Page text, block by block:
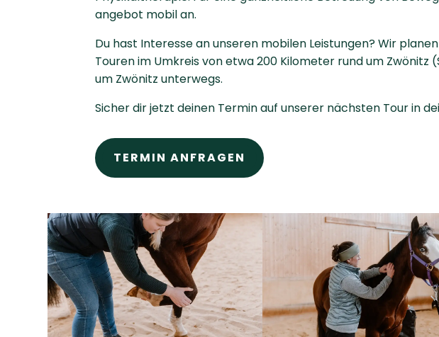
angebot mobil an.
Du hast Interesse an unseren mobilen Leistungen? Wir
Touren im Umkreis von etwa 200 Kilometer rund um Zwönitz
um Zwönitz unterwegs.
Sicher dir jetzt deinen Termin auf unserer nächsten Tour in
TERMIN ANFRAGEN